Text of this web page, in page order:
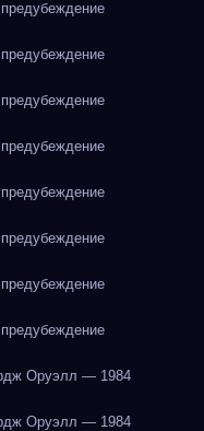
Оруэлл — 1984
Оруэлл — 1984